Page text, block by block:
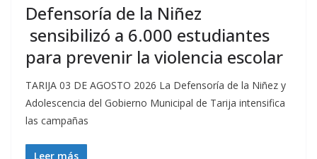
Defensoría de la Niñez
sensibilizó a 6.000 estudiantes
para prevenir la violencia escolar
TARIJA 03 DE AGOSTO 2026 La Defensoría de la Niñez y
Adolescencia del Gobierno Municipal de Tarija intensifica
las campañas
Leer más